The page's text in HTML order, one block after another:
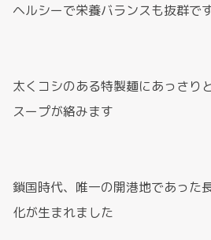
ヘルシーで栄養バランスも抜群で
太くコシのある特製麺にあっさり
スープが絡みます
鎖国時代、唯一の開港地であった
化が生まれました